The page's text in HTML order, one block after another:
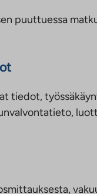
puuttuessa
tiedot,